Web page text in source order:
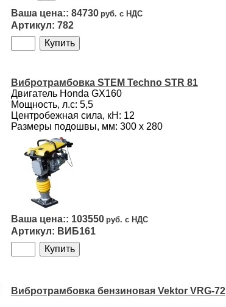
84730
782
Вибротрамбовка STEM Techno STR 81
Двигатель Honda GX160
Мощность, л.с: 5,5
Центробежная сила, кН: 12
Размеры подошвы, мм: 300 х 280
103550
ВИБ161
Вибротрамбовка бензиновая Vektor VRG-72